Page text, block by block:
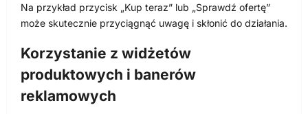
Na przykład przycisk „Kup teraz” lub „Sprawdź ofertę”
może skutecznie przyciągnąć uwagę i skłonić do działania.
Korzystanie z widżetów
produktowych i banerów
reklamowych